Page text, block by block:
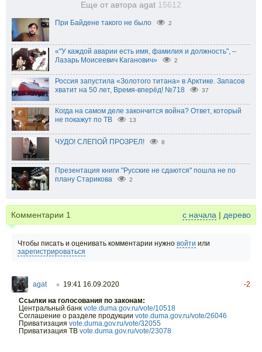
Еще от автора agat 15612
При Байдене такого не было 2
«"У каждой аварии есть имя, фамилия и должность", –
Лазарь Моисеевич Каганович»
2
Россия запустила «Золотого титана» в Арктике. Запасов
хватит на 50 лет, Время-вперёд! №718
37
Когда на самом деле закончится война? Ответ, который
не покажут по ТВ
13
ЧУДО! СЛЕПОЙ ПРОЗРЕЛ! 8
Презентация книги "Русские не сдаются" пошла не по
плану Старикова
2
Комментарии 1 с начала | дерево
Чтобы писать и оценивать комментарии нужно войти или
зарегистрироваться
agat ○ 19:41 16.09.2020
-2
Ссылки на голосования по законам:
Центральный банк vote.duma.gov.ru/vote/10518
Соглашение о разделе продукции vote.duma.gov.ru/vote/26046
Приватизация vote.duma.gov.ru/vote/32055
Приватизация ТВ vote.duma.gov.ru/vote/23078